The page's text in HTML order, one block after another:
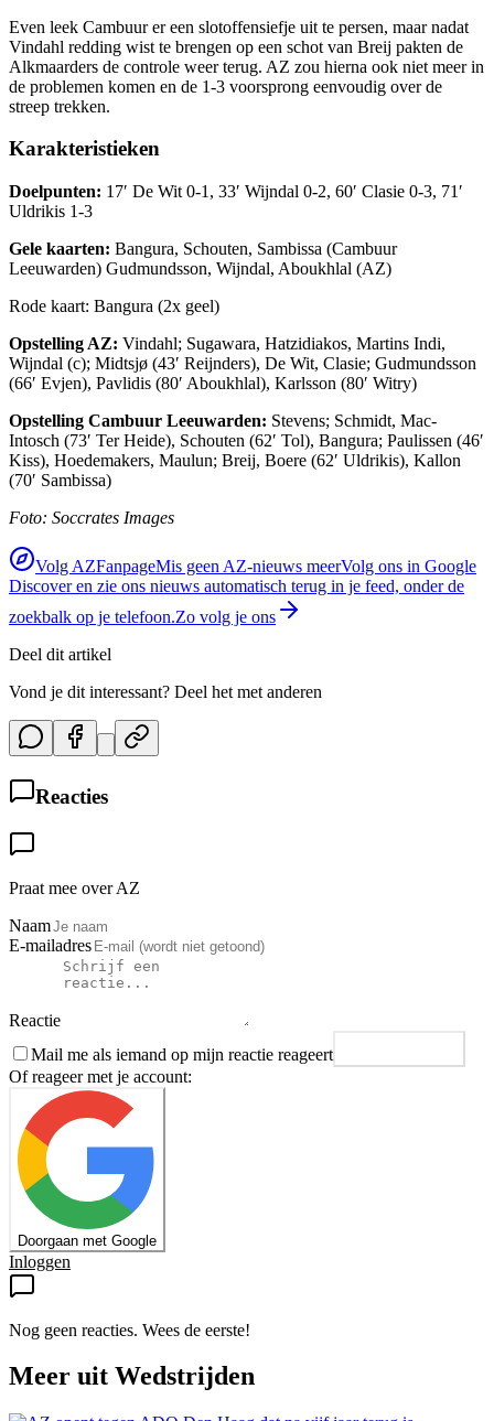
Even leek Cambuur er een slotoffensiefje uit te persen, maar nadat
Vindahl redding wist te brengen op een schot van Breij pakten de
Alkmaarders de controle weer terug. AZ zou hierna ook niet meer in
de problemen komen en de 1-3 voorsprong eenvoudig over de
streep trekken.
Karakteristieken
Doelpunten: 17′ De Wit 0-1, 33′ Wijndal 0-2, 60′ Clasie 0-3, 71′
Uldrikis 1-3
Gele kaarten: Bangura, Schouten, Sambissa (Cambuur
Leeuwarden) Gudmundsson, Wijndal, Aboukhlal (AZ)
Rode kaart: Bangura (2x geel)
Opstelling AZ: Vindahl; Sugawara, Hatzidiakos, Martins Indi,
Wijndal (c); Midtsjø (43′ Reijnders), De Wit, Clasie; Gudmundsson
(66′ Evjen), Pavlidis (80′ Aboukhlal), Karlsson (80′ Witry)
Opstelling Cambuur Leeuwarden: Stevens; Schmidt, Mac-
Intosch (73′ Ter Heide), Schouten (62′ Tol), Bangura; Paulissen (46′
Kiss), Hoedemakers, Maulun; Breij, Boere (62′ Uldrikis), Kallon
(70′ Sambissa)
Foto: Soccrates Images
Volg AZFanpageMis geen AZ-nieuws meerVolg ons in Google
Discover en zie ons nieuws automatisch terug in je feed, onder de
zoekbalk op je telefoon.Zo volg je ons
Deel dit artikel
Vond je dit interessant? Deel het met anderen
Reacties
Praat mee over AZ
Naam
E-mailadres
Reactie
Mail me als iemand op mijn reactie reageert
Of reageer met je account:
Doorgaan met Google
Inloggen
Nog geen reacties. Wees de eerste!
Meer uit Wedstrijden